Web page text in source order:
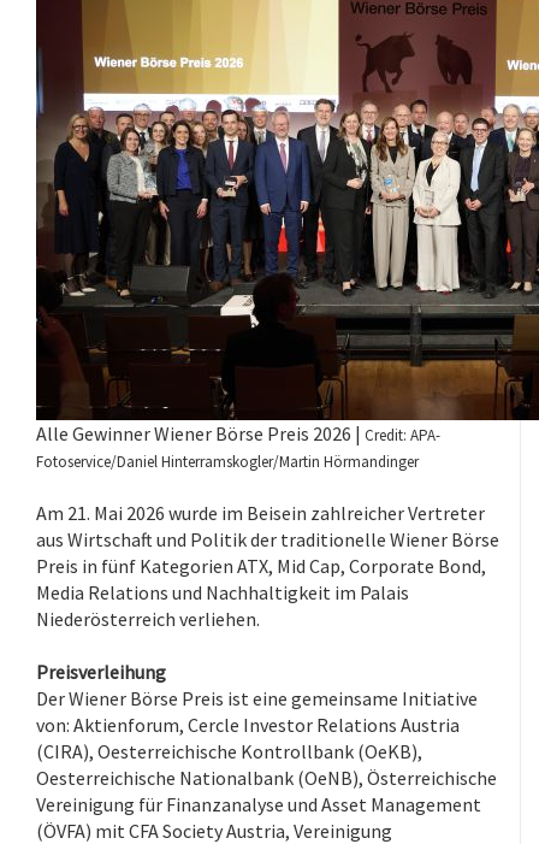
Alle Gewinner Wiener Börse Preis 2026 | Credit: APA-
Fotoservice/Daniel Hinterramskogler/Martin Hörmandinger
Am 21. Mai 2026 wurde im Beisein zahlreicher Vertreter
aus Wirtschaft und Politik der traditionelle Wiener Börse
Preis in fünf Kategorien ATX, Mid Cap, Corporate Bond,
Media Relations und Nachhaltigkeit im Palais
Niederösterreich verliehen.
Preisverleihung
Der Wiener Börse Preis ist eine gemeinsame Initiative
von: Aktienforum, Cercle Investor Relations Austria
(CIRA), Oesterreichische Kontrollbank (OeKB),
Oesterreichische Nationalbank (OeNB), Österreichische
Vereinigung für Finanzanalyse und Asset Management
(ÖVFA) mit CFA Society Austria, Vereinigung